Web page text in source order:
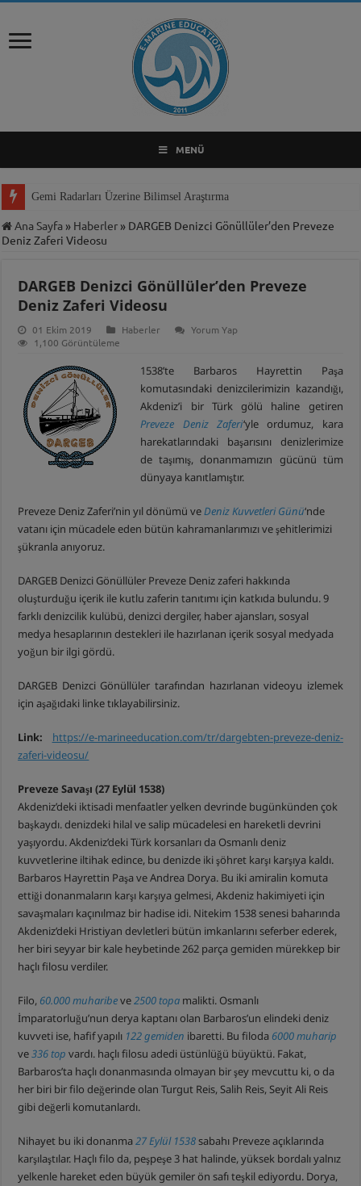
MENÜ
Gemi Radarları Üzerine Bilimsel Araştırma
Ana Sayfa » Haberler » DARGEB Denizci Gönüllüler’den Preveze
Deniz Zaferi Videosu
DARGEB Denizci Gönüllüler’den Preveze
Deniz Zaferi Videosu
01 Ekim 2019 Haberler
Yorum Yap
1,100 Görüntüleme
1538’te Barbaros Hayrettin Paşa
komutasındaki denizcilerimizin kazandığı,
Akdeniz’i bir Türk gölü haline getiren
Preveze Deniz Zaferi‘yle ordumuz, kara
harekatlarındaki başarısını denizlerimize
de taşımış, donanmamızın gücünü tüm
dünyaya kanıtlamıştır.
Preveze Deniz Zaferi’nin yıl dönümü veDeniz Kuvvetleri Günü‘nde
vatanı için mücadele eden bütün kahramanlarımızı ve şehitlerimizi
şükranla anıyoruz.
DARGEB Denizci Gönüllüler Preveze Deniz zaferi hakkında
oluşturduğu içerik ile kutlu zaferin tanıtımı için katkıda bulundu. 9
farklı denizcilik kulübü, denizci dergiler, haber ajansları, sosyal
medya hesaplarının destekleri ile hazırlanan içerik sosyal medyada
yoğun bir ilgi gördü.
DARGEB Denizci Gönüllüler tarafından hazırlanan videoyu izlemek
için aşağıdaki linke tıklayabilirsiniz.
Link:
https://e-marineeducation.com/tr/dargebten-preveze-deniz-
zaferi-videosu/
Preveze Savaşı (27 Eylül 1538)
Akdeniz’deki iktisadi menfaatler yelken devrinde bugünkünden çok
başkaydı. denizdeki hilal ve salip mücadelesi en hareketli devrini
yaşıyordu. Akdeniz’deki Türk korsanları da Osmanlı deniz
kuvvetlerine iltihak edince, bu denizde iki şöhret karşı karşıya kaldı.
Barbaros Hayrettin Paşa ve Andrea Dorya. Bu iki amiralin komuta
ettiği donanmaların karşı karşıya gelmesi, Akdeniz hakimiyeti için
savaşmaları kaçınılmaz bir hadise idi. Nitekim 1538 senesi baharında
Akdeniz’deki Hristiyan devletleri bütün imkanlarını seferber ederek,
her biri seyyar bir kale heybetinde 262 parça gemiden mürekkep bir
haçlı filosu verdiler.
Filo, 60.000 muharibeve2500 topa malikti. Osmanlı
İmparatorluğu’nun derya kaptanı olan Barbaros’un elindeki deniz
kuvveti ise, hafif yapılı 122 gemiden ibaretti. Bu filoda 6000 muharip
ve336 top vardı. haçlı filosu adedi üstünlüğü büyüktü. Fakat,
Barbaros’ta haçlı donanmasında olmayan bir şey mevcuttu ki, o da
her biri bir filo değerinde olan Turgut Reis, Salih Reis, Seyit Ali Reis
gibi değerli komutanlardı.
Nihayet bu iki donanma27 Eylül 1538sabahı Preveze açıklarında
karşılaştılar. Haçlı filo da, peşpeşe 3 hat halinde, yüksek bordalı yalnız
yelkenle hareket eden büyük gemiler ön safı teşkil ediyordu. Dorya,